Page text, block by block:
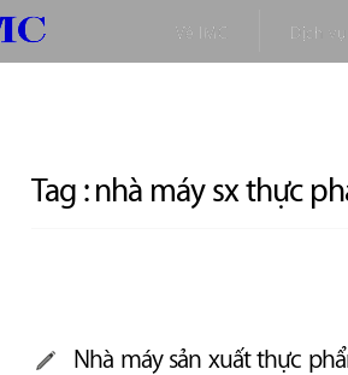
Về IMC Dịch vụ
Tag : nhà máy sx thực
Nhà máy sản xuất thực